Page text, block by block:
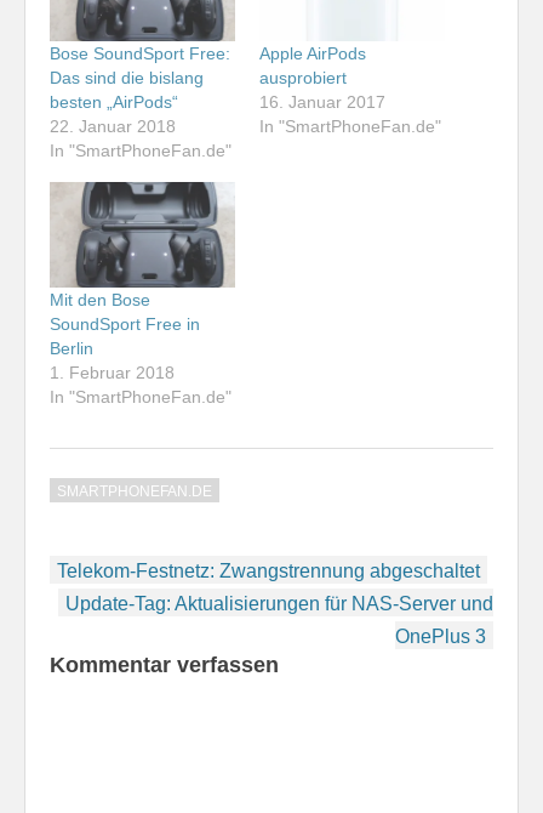
Bose SoundSport Free:
Das sind die bislang
besten „AirPods“
22. Januar 2018
In "SmartPhoneFan.de"
Apple AirPods
ausprobiert
16. Januar 2017
In "SmartPhoneFan.de"
Mit den Bose
SoundSport Free in
Berlin
1. Februar 2018
In "SmartPhoneFan.de"
SMARTPHONEFAN.DE
Beitragsnavigation
Telekom-Festnetz: Zwangstrennung abgeschaltet
Update-Tag: Aktualisierungen für NAS-Server und
OnePlus 3
Kommentar verfassen